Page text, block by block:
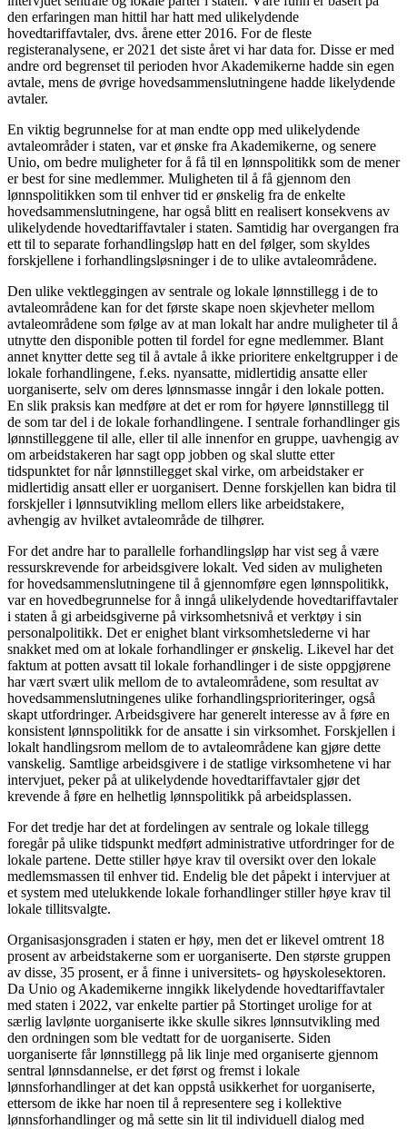
den erfaringen man hittil har hatt med ulikelydende
hovedtariffavtaler, dvs. årene etter 2016. For de fleste
registeranalysene, er 2021 det siste året vi har data for. Disse er med
andre ord begrenset til perioden hvor Akademikerne hadde sin egen
avtale, mens de øvrige hovedsammenslutningene hadde likelydende
avtaler.
En viktig begrunnelse for at man endte opp med ulikelydende
avtaleområder i staten, var et ønske fra Akademikerne, og senere
Unio, om bedre muligheter for å få til en lønnspolitikk som de mener
er best for sine medlemmer. Muligheten til å få gjennom den
lønnspolitikken som til enhver tid er ønskelig fra de enkelte
hovedsammenslutningene, har også blitt en realisert konsekvens av
ulikelydende hovedtariffavtaler i staten. Samtidig har overgangen fra
ett til to separate forhandlingsløp hatt en del følger, som skyldes
forskjellene i forhandlingsløsninger i de to ulike avtaleområdene.
Den ulike vektleggingen av sentrale og lokale lønnstillegg i de to
avtaleområdene kan for det første skape noen skjevheter mellom
avtaleområdene som følge av at man lokalt har andre muligheter til å
utnytte den disponible potten til fordel for egne medlemmer. Blant
annet knytter dette seg til å avtale å ikke prioritere enkeltgrupper i de
lokale forhandlingene, f.eks. nyansatte, midlertidig ansatte eller
uorganiserte, selv om deres lønnsmasse inngår i den lokale potten.
En slik praksis kan medføre at det er rom for høyere lønnstillegg til
de som tar del i de lokale forhandlingene. I sentrale forhandlinger gis
lønnstilleggene til alle, eller til alle innenfor en gruppe, uavhengig av
om arbeidstakeren har sagt opp jobben og skal slutte etter
tidspunktet for når lønnstillegget skal virke, om arbeidstaker er
midlertidig ansatt eller er uorganisert. Denne forskjellen kan bidra til
forskjeller i lønnsutvikling mellom ellers like arbeidstakere,
avhengig av hvilket avtaleområde de tilhører.
For det andre har to parallelle forhandlingsløp har vist seg å være
ressurskrevende for arbeidsgivere lokalt. Ved siden av muligheten
for hovedsammenslutningene til å gjennomføre egen lønnspolitikk,
var en hovedbegrunnelse for å inngå ulikelydende hovedtariffavtaler
i staten å gi arbeidsgiverne på virksomhetsnivå et verktøy i sin
personalpolitikk. Det er enighet blant virksomhetslederne vi har
snakket med om at lokale forhandlinger er ønskelig. Likevel har det
faktum at potten avsatt til lokale forhandlinger i de siste oppgjørene
har vært svært ulik mellom de to avtaleområdene, som resultat av
hovedsammenslutningenes ulike forhandlingsprioriteringer, også
skapt utfordringer. Arbeidsgivere har generelt interesse av å føre en
konsistent lønnspolitikk for de ansatte i sin virksomhet. Forskjellen i
lokalt handlingsrom mellom de to avtaleområdene kan gjøre dette
vanskelig. Samtlige arbeidsgivere i de statlige virksomhetene vi har
intervjuet, peker på at ulikelydende hovedtariffavtaler gjør det
krevende å føre en helhetlig lønnspolitikk på arbeidsplassen.
For det tredje har det at fordelingen av sentrale og lokale tillegg
foregår på ulike tidspunkt medført administrative utfordringer for de
lokale partene. Dette stiller høye krav til oversikt over den lokale
medlemsmassen til enhver tid. Endelig ble det påpekt i intervjuer at
et system med utelukkende lokale forhandlinger stiller høye krav til
lokale tillitsvalgte.
Organisasjonsgraden i staten er høy, men det er likevel omtrent 18
prosent av arbeidstakerne som er uorganiserte. Den største gruppen
av disse, 35 prosent, er å finne i universitets- og høyskolesektoren.
Da Unio og Akademikerne inngikk likelydende hovedtariffavtaler
med staten i 2022, var enkelte partier på Stortinget urolige for at
særlig lavlønte uorganiserte ikke skulle sikres lønnsutvikling med
den ordningen som ble vedtatt for de uorganiserte. Siden
uorganiserte får lønnstillegg på lik linje med organiserte gjennom
sentral lønnsdannelse, er det først og fremst i lokale
lønnsforhandlinger at det kan oppstå usikkerhet for uorganiserte,
ettersom de ikke har noen til å representere seg i kollektive
lønnsforhandlinger og må sette sin lit til individuell dialog med